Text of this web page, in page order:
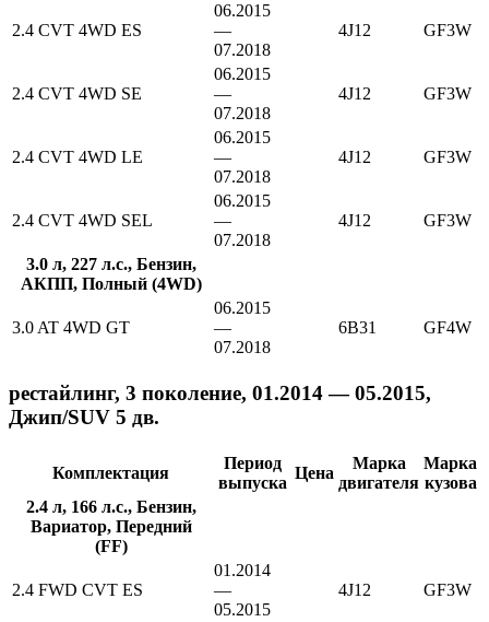
2.4 CVT 4WD ES
06.2015
—
07.2018
4J12 GF3W
2.4 CVT 4WD SE
06.2015
—
07.2018
4J12 GF3W
2.4 CVT 4WD LE
06.2015
—
07.2018
4J12 GF3W
2.4 CVT 4WD SEL
06.2015
—
07.2018
4J12 GF3W
3.0 л, 227 л.с., Бензин,
АКПП, Полный (4WD)
3.0 AT 4WD GT
06.2015
—
07.2018
6B31 GF4W
рестайлинг, 3 поколение, 01.2014 — 05.2015,
Джип/SUV 5 дв.
Комплектация
Период
выпуска
Цена
Марка
двигателя
Марка
кузова
2.4 л, 166 л.с., Бензин,
Вариатор, Передний
(FF)
2.4 FWD CVT ES
01.2014
—
05.2015
4J12 GF3W